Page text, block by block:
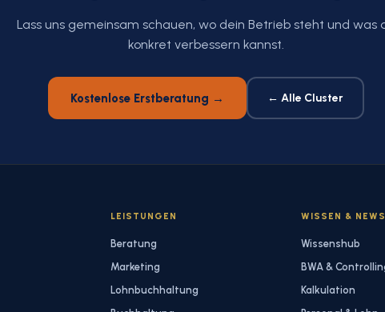
Lass uns gemeinsam schauen, wo dein Betrieb steht und was
konkret verbessern kannst.
Kostenlose Erstberatung → ← Alle Cluster
LEISTUNGEN
Beratung
Marketing
Lohnbuchhaltung
WISSEN &
Wissenshub
BWA &
Kalkulation